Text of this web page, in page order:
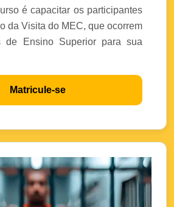
é capacitar os participantes
da Visita do MEC, que ocorrem
de Ensino Superior para sua
Matricule-se